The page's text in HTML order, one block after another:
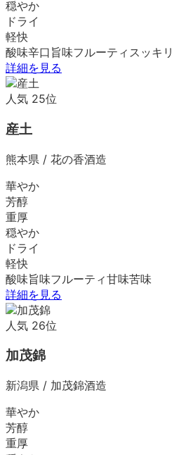
穏やか
ドライ
軽快
酸味辛口 旨味フルーティ スッキリ
詳細を見る
人気 25位
産土
熊本県 / 花の香酒造
華やか
芳醇
重厚
穏やか
ドライ
軽快
酸味旨味フルーティ甘味苦味
詳細を見る
人気 26位
加茂錦
新潟県 / 加茂錦酒造
華やか
芳醇
重厚